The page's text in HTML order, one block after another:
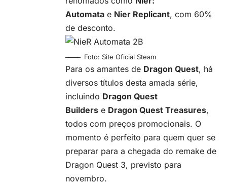
Automata e Nier Replicant, com 60%
de desconto.
Foto: Site Oficial Steam
Para os amantes de Dragon Quest, há
diversos títulos desta amada série,
incluindo Dragon Quest
Builders e Dragon Quest Treasures,
todos com preços promocionais. O
momento é perfeito para quem quer se
preparar para a chegada do remake de
Dragon Quest 3, previsto para
novembro.